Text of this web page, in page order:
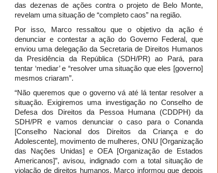
das dezenas de ações contra o projeto de Belo Monte,
revelam uma situação de “completo caos” na região.
Por isso, Marco ressaltou que o objetivo da ação é
denunciar e contestar a ação do Governo Federal, que
enviou uma delegação da Secretaria de Direitos Humanos
da Presidência da República (SDH/PR) ao Pará, para
tentar ‘mediar’ e “resolver uma situação que eles [governo]
mesmos criaram”.
“Não queremos que o governo vá até lá tentar resolver a
situação. Exigiremos uma investigação no Conselho de
Defesa dos Direitos da Pessoa Humana (CDDPH) da
SDH/PR e vamos denunciar o caso para o Conanda
[Conselho Nacional dos Direitos da Criança e do
Adolescente], movimento de mulheres, ONU [Organização
das Nações Unidas] e OEA [Organização de Estados
Americanos]”, avisou, indignado com a total situação de
violação de direitos humanos. Marco informou que depois